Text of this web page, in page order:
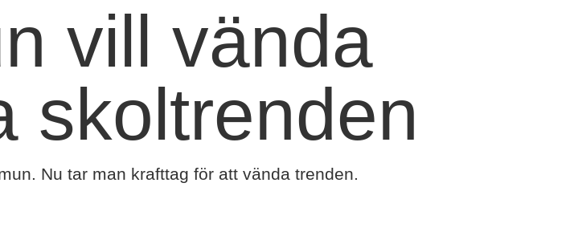
vill vända
skoltrenden
Nu tar man krafttag för att vända trenden.